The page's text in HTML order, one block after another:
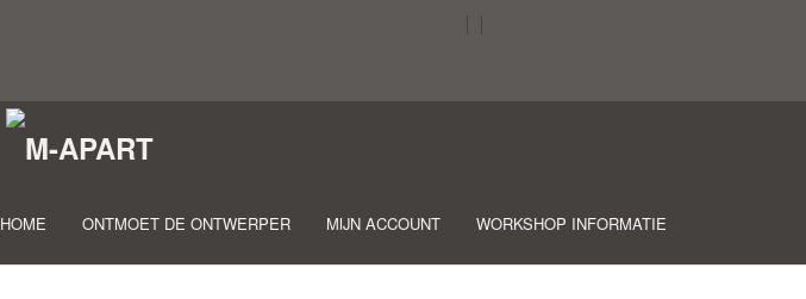
HOME ONTMOET DE ONTWERPER MIJN ACCOUNT WORKSHOP INFORMATIE